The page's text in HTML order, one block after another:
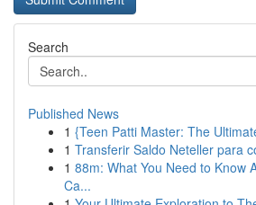
Search
Published News
1 {Teen Patti Master: The
1 Transferir Saldo Neteller para
1 88m: What You Need to Know
Ca...